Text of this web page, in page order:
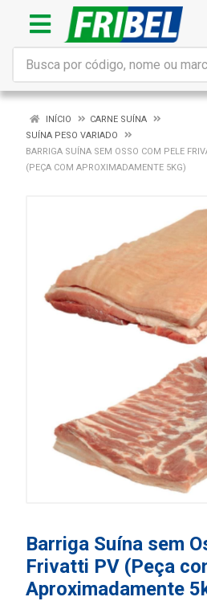
INÍCIO
CARNE SUÍNA
SUÍNA PESO VARIADO
BARRIGA SUÍNA SEM OSSO COM PELE
(PEÇA COM APROXIMADAMENTE 5KG)
Barriga Suína sem
Frivatti PV (Peça
Aproximadamente